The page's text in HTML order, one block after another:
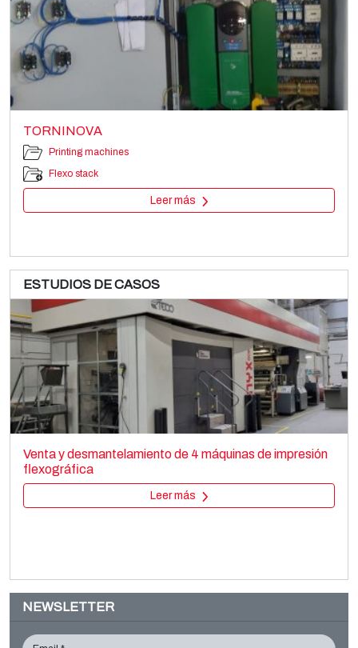
TORNINOVA
Printing machines
Flexo stack
Leer más
TOTANI ST-24-1
Bag making
Pouch and vacuum bag making
Leer más
ESTUDIOS DE CASOS
Venta y desmantelamiento de 4 máquinas de impresión
flexográfica
Leer más
NEWSLETTER